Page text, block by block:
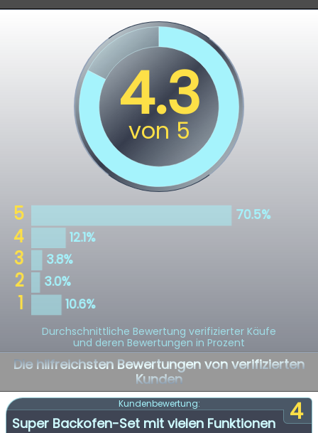
Durchschnittliche Bewertung verifizierter Käufe
und deren Bewertungen in Prozent
Die hilfreichsten Bewertungen von verifizierten
Kunden
4
Kundenbewertung:
Super Backofen-Set mit vielen Funktionen